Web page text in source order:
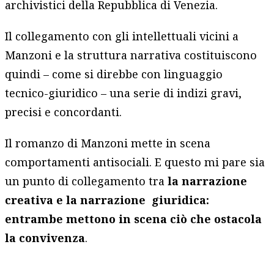
archivistici della Repubblica di Venezia.
Il collegamento con gli intellettuali vicini a
Manzoni e la struttura narrativa costituiscono
quindi – come si direbbe con linguaggio
tecnico-giuridico – una serie di indizi gravi,
precisi e concordanti.
Il romanzo di Manzoni mette in scena
comportamenti antisociali. E questo mi pare sia
un punto di collegamento trala narrazione
creativa e la narrazione giuridica:
entrambe mettono in scena ciò che ostacola
la convivenza.